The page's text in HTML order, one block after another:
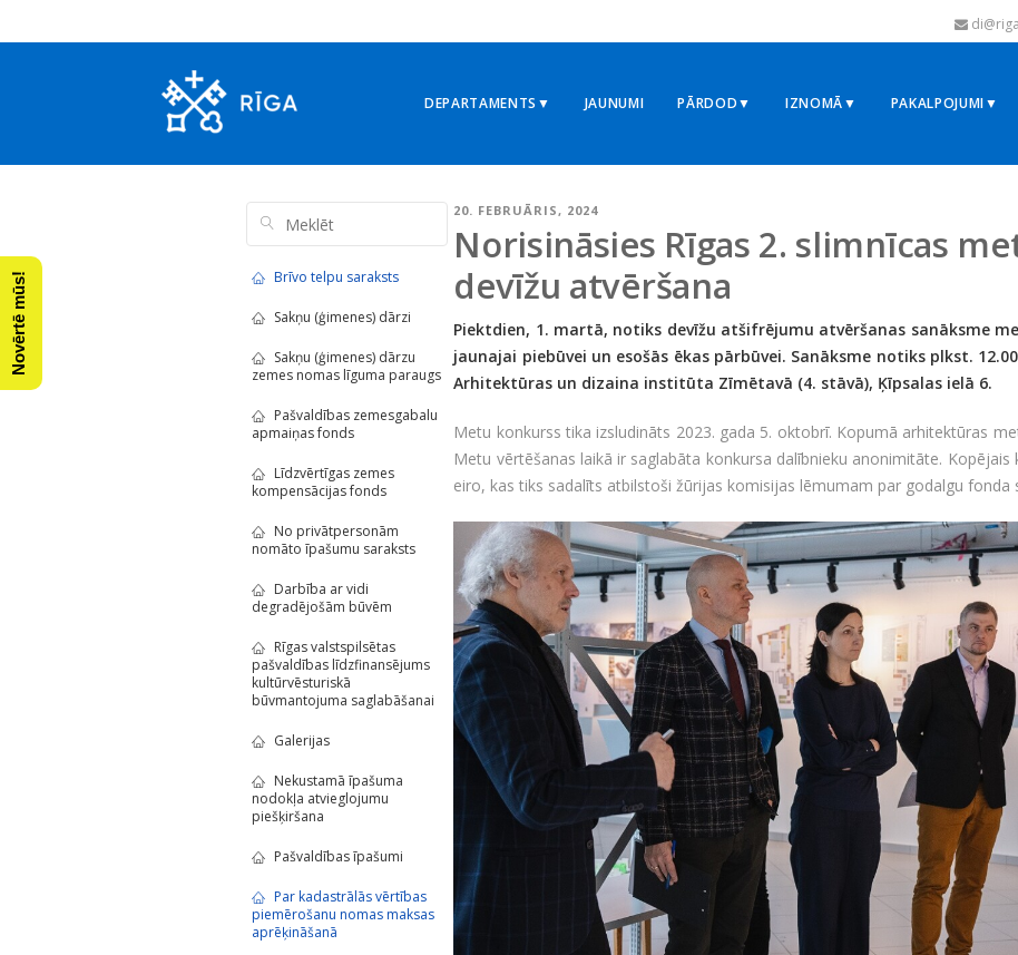
DEPARTAMENTS▼ JAUNUMI PĀRDOD▼ IZNOMĀ▼ PAKALPOJUMI▼
20. FEBRUĀRIS, 2024
Norisināsies Rīgas 2. slimnīcas
devīžu atvēršana
Piektdien, 1. martā, notiks devīžu atšifrējumu atvēršanas sanāksme
jaunajai piebūvei un esošās ēkas pārbūvei. Sanāksme notiks plkst.
Arhitektūras un dizaina institūta Zīmētavā (4. stāvā), Ķīpsalas ielā 6.
Metu konkurss tika izsludināts 2023. gada 5. oktobrī. Kopumā arhitektūras
Metu vērtēšanas laikā ir saglabāta konkursa dalībnieku anonimitāte.
eiro, kas tiks sadalīts atbilstoši žūrijas komisijas lēmumam par godalgu fonda
Brīvo telpu saraksts
Sakņu (ģimenes) dārzi
Sakņu (ģimenes) dārzu
zemes nomas līguma paraugs
Pašvaldības zemesgabalu
apmaiņas fonds
Līdzvērtīgas zemes
kompensācijas fonds
No privātpersonām
nomāto īpašumu saraksts
Darbība ar vidi
degradējošām būvēm
Rīgas valstspilsētas
pašvaldības līdzfinansējums
kultūrvēsturiskā
būvmantojuma saglabāšanai
Galerijas
Nekustamā īpašuma
nodokļa atvieglojumu
piešķiršana
Pašvaldības īpašumi
Par kadastrālās vērtības
piemērošanu nomas maksas
aprēķināšanā
Novērtē mūs!